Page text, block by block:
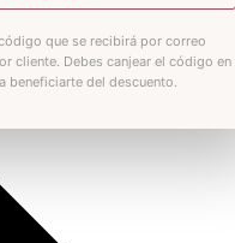
que se recibirá por correo
cliente. Debes canjear el código en
beneficiarte del descuento.